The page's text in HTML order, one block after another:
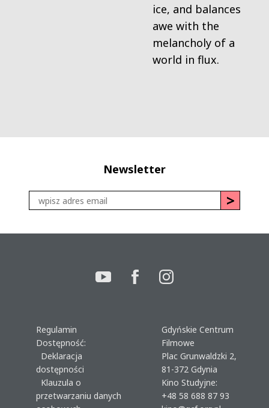
ice, and balances
awe with the
melancholy of a
world in flux.
Newsletter
Regulamin
Dostępność:
Deklaracja
dostępności
Klauzula o
przetwarzaniu danych
Gdyńskie Centrum
Filmowe
Plac Grunwaldzki 2,
81-372 Gdynia
Kino Studyjne:
+48 58 688 87 93